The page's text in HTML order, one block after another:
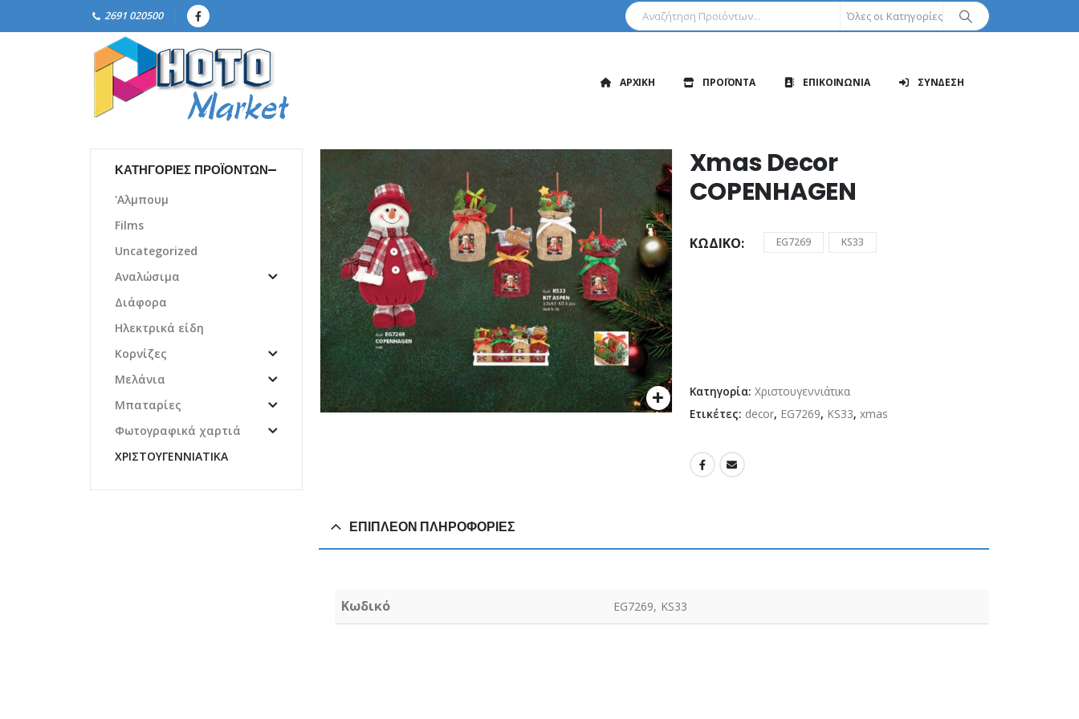
2691 020500 Όλες οι Κατηγορίες
ΑΡΧΙΚΗ ΠΡΟΪΟΝΤΑ ΕΠΙΚΟΙΝΩΝΙΑ ΣΥΝΔΕΣΗ
Xmas Decor
COPENHAGEN
ΚΩΔΙΚΌ EG7269 KS33
Κατηγορία: Χριστουγεννιάτικα
Ετικέτες: decor, EG7269, KS33, xmas
ΕΠΙΠΛΈΟΝ ΠΛΗΡΟΦΟΡΊΕΣ
Κωδικό EG7269, KS33
ΚΑΤΗΓΟΡΊΕΣ ΠΡΟΪΌΝΤΩΝ
'Αλμπουμ
Films
Uncategorized
Αναλώσιμα
Διάφορα
Ηλεκτρικά είδη
Κορνίζες
Μελάνια
Μπαταρίες
Φωτογραφικά χαρτιά
ΧΡΙΣΤΟΥΓΕΝΝΙΆΤΙΚΑ